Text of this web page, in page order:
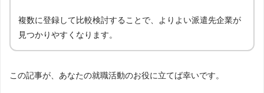
複数に登録して比較検討することで、よりよい派遣先企業が
見つかりやすくなります。
この記事が、あなたの就職活動のお役に立てば幸いです。